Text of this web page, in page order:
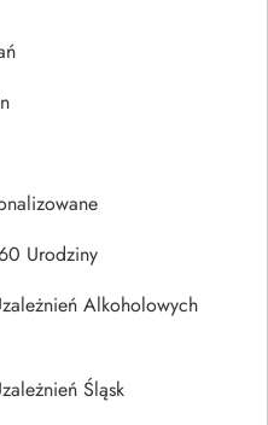
Urodziny
Alkoholowych
Śląsk